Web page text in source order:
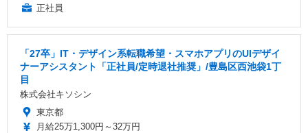
正社員
「27卒」IT・デザイン系転職希望・スマホアプリのUIデザイ
ナーアシスタント「正社員/定時退社推奨」/豊島区西池袋1丁
目
株式会社キソシン
東京都
月給25万1,300円～32万円